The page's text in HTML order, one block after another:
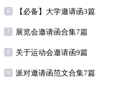
6 【必备】大学邀请函3篇
7 展览会邀请函合集7篇
8 关于运动会邀请函9篇
9 派对邀请函范文合集7篇